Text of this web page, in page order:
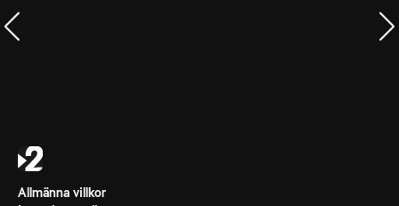
Allmänna villkor